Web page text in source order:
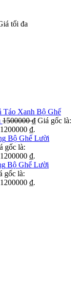
tối đa
Bộ Ghế
1500000₫ Giá gốc là:
₫.
Bộ Ghế Lười
gốc là:
₫.
Bộ Ghế Lười
gốc là:
₫.